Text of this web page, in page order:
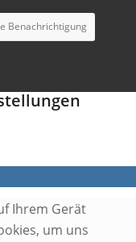
Benachrichtigung
Ihrem Gerät
um uns